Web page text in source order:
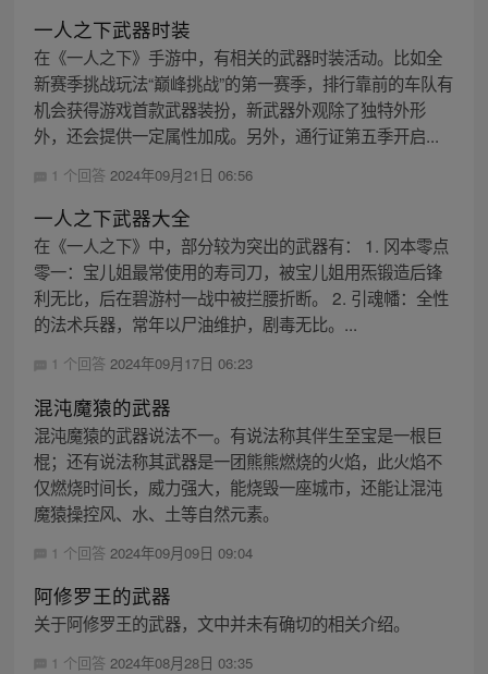
一人之下武器时装
在《一人之下》手游中，有相关的武器时装活动。比如全
新赛季挑战玩法“巅峰挑战”的第一赛季，排行靠前的车队有
机会获得游戏首款武器装扮，新武器外观除了独特外形
外，还会提供一定属性加成。另外，通行证第五季开启...
1 个回答 2024年09月21日 06:56
一人之下武器大全
在《一人之下》中，部分较为突出的武器有： 1. 冈本零点
零一：宝儿姐最常使用的寿司刀，被宝儿姐用炁锻造后锋
利无比，后在碧游村一战中被拦腰折断。 2. 引魂幡：全性
的法术兵器，常年以尸油维护，剧毒无比。...
1 个回答 2024年09月17日 06:23
混沌魔猿的武器
混沌魔猿的武器说法不一。有说法称其伴生至宝是一根巨
棍；还有说法称其武器是一团熊熊燃烧的火焰，此火焰不
仅燃烧时间长，威力强大，能烧毁一座城市，还能让混沌
魔猿操控风、水、土等自然元素。
1 个回答 2024年09月09日 09:04
阿修罗王的武器
关于阿修罗王的武器，文中并未有确切的相关介绍。
1 个回答 2024年08月28日 03:35